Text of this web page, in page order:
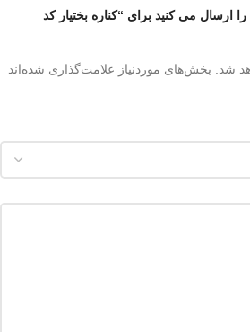
ارسال می کنید برای “کناره بختیار کد
شد. بخش‌های موردنیاز علامت‌گذاری شده‌اند